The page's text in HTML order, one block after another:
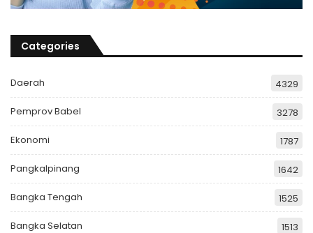
Categories
Daerah 4329
Pemprov Babel 3278
Ekonomi 1787
Pangkalpinang 1642
Bangka Tengah 1525
Bangka Selatan 1513